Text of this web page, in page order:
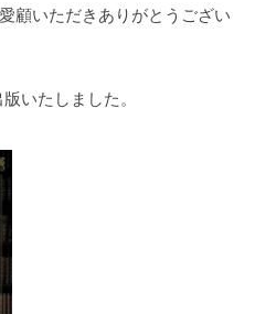
顧いただきありがとうござい
いたしました。